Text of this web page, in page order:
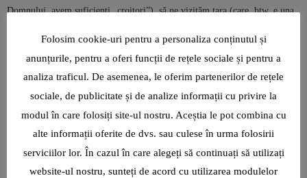
Domnului, avem suficienti „croitori”), să ne vizităm țara (care, btw, e una
nici măcar 30% dintre locurile „must” din România), să producem. Să nu
mai fim adepții unor abordări de genul „nu cumpăr de la X ca să-l
îmbogățesc”, ci să ne gândim că prin faptul că tu cumperi de la X, X
plătește niște salarii (adică are grijă și de alte familii) și reușește să ofere
propriei familii un trai decent. Ce-ar fi să fim invidioși în sens pozitiv, să
ne dăm seama că dacă unul are mai mult, habar n-avem câte sacrificii sunt
în spate? Ce-ar fi să ne asumăm orice decizie, să recunoaștem dacă am
greșit și să ne acceptăm unii pe alții fix așa cum suntem, adică diferiți?
Folosim cookie-uri pentru a personaliza conținutul și
anunțurile, pentru a oferi funcții de rețele sociale și pentru a
analiza traficul. De asemenea, le oferim partenerilor de rețele
sociale, de publicitate și de analize informații cu privire la
modul în care folosiți site-ul nostru. Aceștia le pot combina cu
alte informații oferite de dvs. sau culese în urma folosirii
serviciilor lor. În cazul în care alegeți să continuați să utilizați
website-ul nostru, sunteți de acord cu utilizarea modulelor